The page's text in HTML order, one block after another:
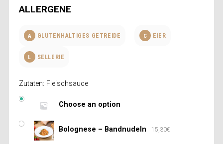
ALLERGENE
A GLUTENHALTIGES GETREIDE C EIER
L SELLERIE
Zutaten: Fleischsauce
Choose an option
Bolognese – Bandnudeln 15,30€